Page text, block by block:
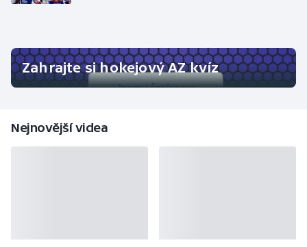
Krasobruslení
Lezení
Lyže a snowboard
Zahrajte si hokejový AZ kvíz
Nejnovější videa